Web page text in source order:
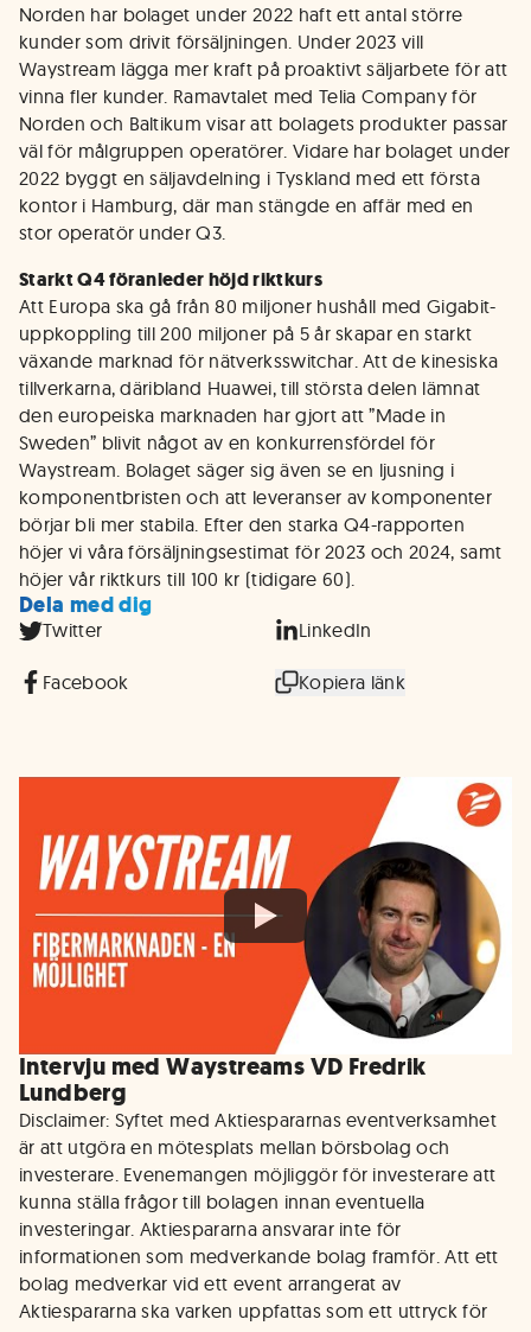
Norden har bolaget under 2022 haft ett antal större
kunder som drivit försäljningen. Under 2023 vill
Waystream lägga mer kraft på proaktivt säljarbete för att
vinna fler kunder. Ramavtalet med Telia Company för
Norden och Baltikum visar att bolagets produkter passar
väl för målgruppen operatörer. Vidare har bolaget under
2022 byggt en säljavdelning i Tyskland med ett första
kontor i Hamburg, där man stängde en affär med en
stor operatör under Q3.
Starkt Q4 föranleder höjd riktkurs
Att Europa ska gå från 80 miljoner hushåll med Gigabit-
uppkoppling till 200 miljoner på 5 år skapar en starkt
växande marknad för nätverksswitchar. Att de kinesiska
tillverkarna, däribland Huawei, till största delen lämnat
den europeiska marknaden har gjort att ”Made in
Sweden” blivit något av en konkurrensfördel för
Waystream. Bolaget säger sig även se en ljusning i
komponentbristen och att leveranser av komponenter
börjar bli mer stabila. Efter den starka Q4-rapporten
höjer vi våra försäljningsestimat för 2023 och 2024, samt
höjer vår riktkurs till 100 kr (tidigare 60).
Dela med dig
Twitter LinkedIn
Facebook Kopiera länk
Intervju med Waystreams VD Fredrik
Lundberg
Disclaimer: Syftet med Aktiespararnas eventverksamhet
är att utgöra en mötesplats mellan börsbolag och
investerare. Evenemangen möjliggör för investerare att
kunna ställa frågor till bolagen innan eventuella
investeringar. Aktiespararna ansvarar inte för
informationen som medverkande bolag framför. Att ett
bolag medverkar vid ett event arrangerat av
Aktiespararna ska varken uppfattas som ett uttryck för